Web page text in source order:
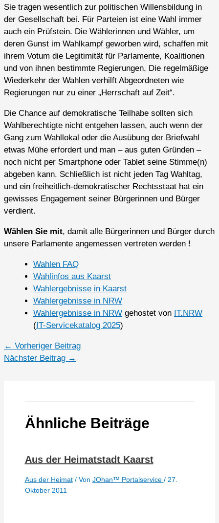
Sie tragen wesentlich zur politischen Willensbildung in
der Gesellschaft bei. Für Parteien ist eine Wahl immer
auch ein Prüfstein. Die Wählerinnen und Wähler, um
deren Gunst im Wahlkampf geworben wird, schaffen mit
ihrem Votum die Legitimität für Parlamente, Koalitionen
und von ihnen bestimmte Regierungen. Die regelmäßige
Wiederkehr der Wahlen verhilft Abgeordneten wie
Regierungen nur zu einer „Herrschaft auf Zeit“.
Die Chance auf demokratische Teilhabe sollten sich
Wahlberechtigte nicht entgehen lassen, auch wenn der
Gang zum Wahllokal oder die Ausübung der Briefwahl
etwas Mühe erfordert und man – aus guten Gründen –
noch nicht per Smartphone oder Tablet seine Stimme(n)
abgeben kann. Schließlich ist nicht jeden Tag Wahltag,
und ein freiheitlich-demokratischer Rechtsstaat hat ein
gewisses Engagement seiner Bürgerinnen und Bürger
verdient.
Wählen Sie mit, damit alle Bürgerinnen und Bürger durch
unsere Parlamente angemessen vertreten werden !
Wahlen FAQ
Wahlinfos aus Kaarst
Wahlergebnisse in Kaarst
Wahlergebnisse in NRW
Wahlergebnisse in NRW gehostet von IT.NRW
(IT-Servicekatalog 2025)
← Vorheriger Beitrag
Nächster Beitrag →
Ähnliche Beiträge
Aus der Heimatstadt Kaarst
Aus der Heimat/ Von JOhan™ Portalservice / 27.
Oktober 2011